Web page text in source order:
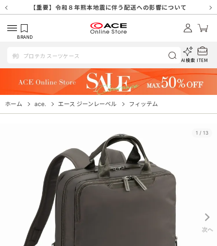
【重要】8/11（火・祝）休業及び配送スケジュールについて
【重要】令和８年熊本地震に伴う配送への影響について
【重要】納品書・領収書ペーパーレス化（電子化）のお知らせ
【重要】天候不良や交通状況・物量増等に伴う配送への影響について
【重要】悪質な詐欺サイトにご注意ください
【重要】各種メールが届かない場合に関しまして
【重要】お問い合わせのご対応に関しまして
【重要】SNSのなりすまし詐欺にご注意ください
BRAND
AI検索 ITEM
ホーム ace. エース ジーンレーベル フィッテム
1 / 13